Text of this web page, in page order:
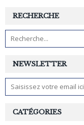
NEWSLETTER
RECHERCHE
CATÉGORIES